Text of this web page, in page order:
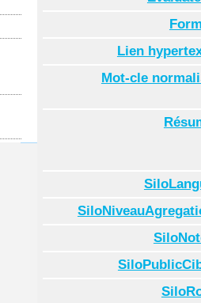
Lien
Mot-cle